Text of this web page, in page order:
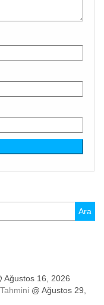
Ağustos 16, 2026
@ Ağustos 29,